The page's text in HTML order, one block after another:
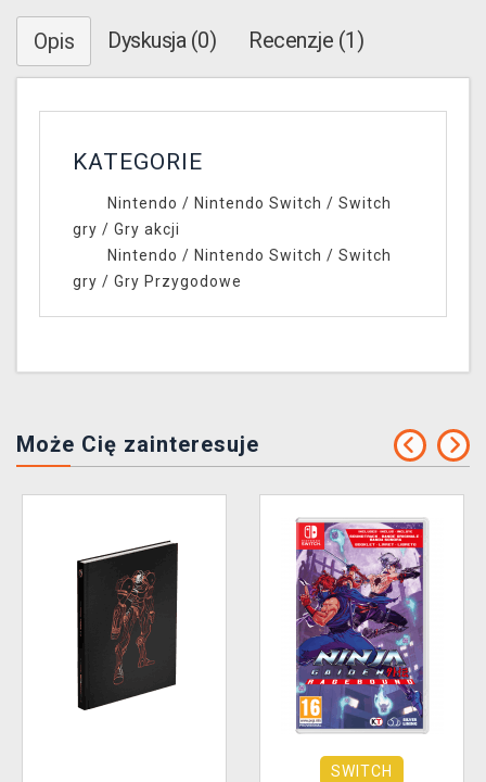
Opis Dyskusja (0) Recenzje (1)
KATEGORIE
Nintendo / Nintendo Switch / Switch
gry / Gry akcji
Nintendo / Nintendo Switch / Switch
gry / Gry Przygodowe
Może Cię zainteresuje
SWITCH